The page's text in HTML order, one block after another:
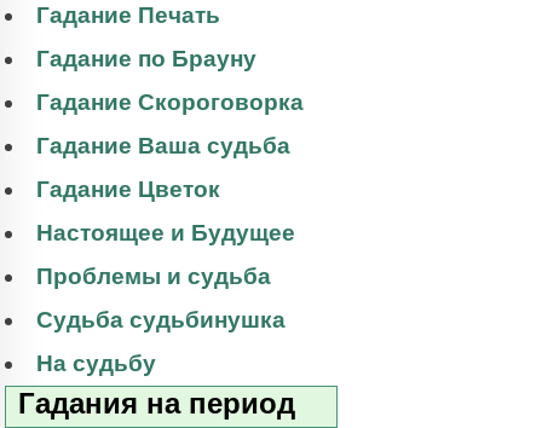
Гадание Печать
Гадание по Брауну
Гадание Скороговорка
Гадание Ваша судьба
Гадание Цветок
Настоящее и Будущее
Проблемы и судьба
Судьба судьбинушка
На судьбу
Гадания на период